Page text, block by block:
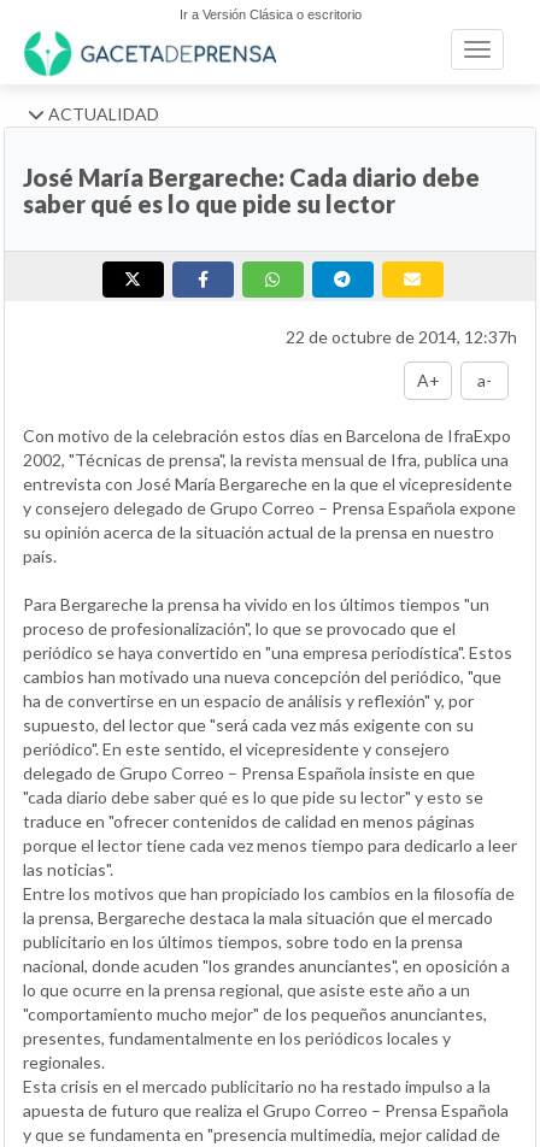
Ir a Versión Clásica o escritorio
Toggle
ACTUALIDAD
José María Bergareche: Cada diario debe
saber qué es lo que pide su lector
22 de octubre de 2014, 12:37h
A+ a-
Con motivo de la celebración estos días en Barcelona de IfraExpo
2002, "Técnicas de prensa", la revista mensual de Ifra, publica una
entrevista con José María Bergareche en la que el vicepresidente
y consejero delegado de Grupo Correo – Prensa Española expone
su opinión acerca de la situación actual de la prensa en nuestro
país.
Para Bergareche la prensa ha vivido en los últimos tiempos "un
proceso de profesionalización", lo que se provocado que el
periódico se haya convertido en "una empresa periodística". Estos
cambios han motivado una nueva concepción del periódico, "que
ha de convertirse en un espacio de análisis y reflexión" y, por
supuesto, del lector que "será cada vez más exigente con su
periódico". En este sentido, el vicepresidente y consejero
delegado de Grupo Correo – Prensa Española insiste en que
"cada diario debe saber qué es lo que pide su lector" y esto se
traduce en "ofrecer contenidos de calidad en menos páginas
porque el lector tiene cada vez menos tiempo para dedicarlo a leer
las noticias".
Entre los motivos que han propiciado los cambios en la filosofía de
la prensa, Bergareche destaca la mala situación que el mercado
publicitario en los últimos tiempos, sobre todo en la prensa
nacional, donde acuden "los grandes anunciantes", en oposición a
lo que ocurre en la prensa regional, que asiste este año a un
"comportamiento mucho mejor" de los pequeños anunciantes,
presentes, fundamentalmente en los periódicos locales y
regionales.
Esta crisis en el mercado publicitario no ha restado impulso a la
apuesta de futuro que realiza el Grupo Correo – Prensa Española
y que se fundamenta en "presencia multimedia, mejor calidad de